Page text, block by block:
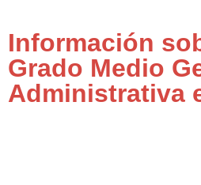
Información
Grado Medio
Administrativa